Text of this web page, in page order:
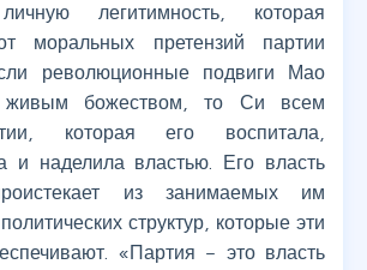
легитимность, которая
моральных претензий партии
революционные подвиги Мао
живым божеством, то Си всем
которая его воспитала,
и наделила властью. Его власть
из занимаемых им
структур, которые эти
«Партия – это власть